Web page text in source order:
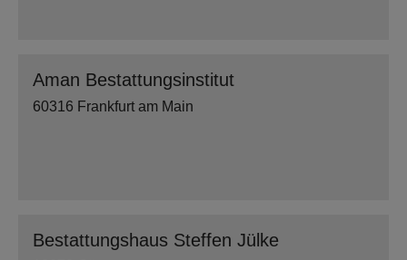
Aman Bestattungsinstitut
60316 Frankfurt am Main
Bestattungshaus Steffen Jülke